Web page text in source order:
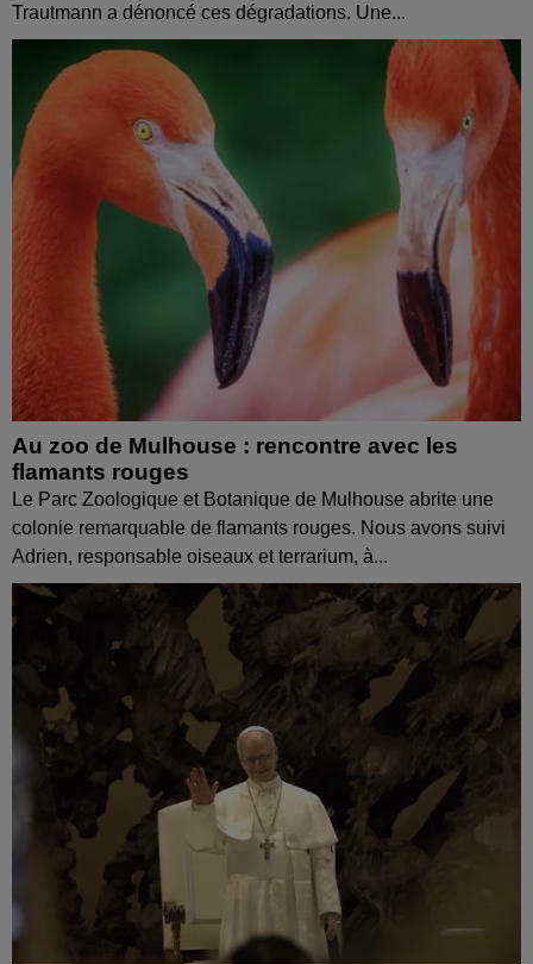
Trautmann a dénoncé ces dégradations. Une...
Au zoo de Mulhouse : rencontre avec les
flamants rouges
Le Parc Zoologique et Botanique de Mulhouse abrite une
colonie remarquable de flamants rouges. Nous avons suivi
Adrien, responsable oiseaux et terrarium, à...